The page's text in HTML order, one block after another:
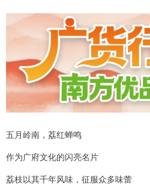
五月岭南，荔红蝉鸣
作为广府文化的闪亮名片
荔枝以其千年风味，征服众多味蕾